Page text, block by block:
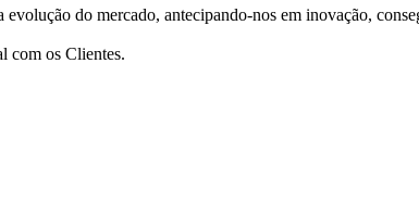
do mercado, antecipando-nos em inovação,
com os Clientes.